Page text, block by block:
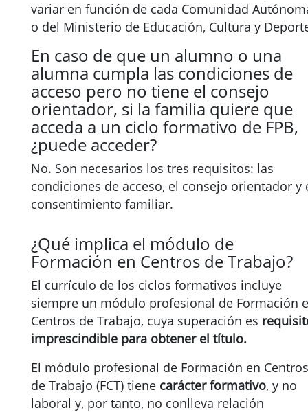
variar en función de cada Comunidad
o del Ministerio de Educación, Cultura y
En caso de que un alumno o una
alumna cumpla las condiciones de
acceso pero no tiene el consejo
orientador, si la familia quiere que
acceda a un ciclo formativo de FPB,
¿puede acceder?
No. Son necesarios los tres requisitos: las
condiciones de acceso, el consejo orientador y
consentimiento familiar.
¿Qué implica el módulo de
Formación en Centros de Trabajo?
El currículo de los ciclos formativos incluye
siempre un módulo profesional de Formación
Centros de Trabajo, cuya superación es
imprescindible para obtener el título.
El módulo profesional de Formación en Centros
de Trabajo (FCT) tiene carácter formativo, y no
laboral y, por tanto, no conlleva relación